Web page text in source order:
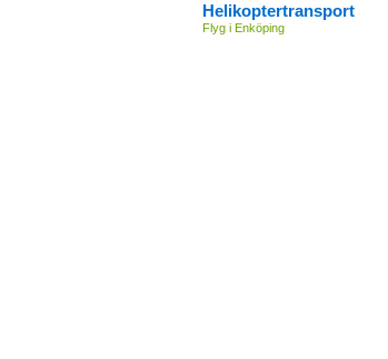
Helikoptertransport
Flyg i Enköping